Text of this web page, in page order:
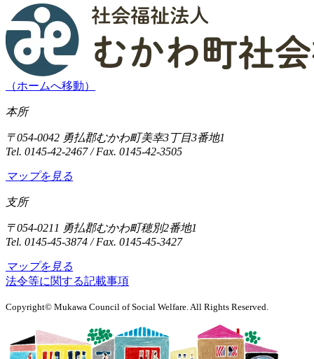
（ホームへ移動）
本所
〒054-0042 勇払郡むかわ町美幸3丁目3番地1
Tel. 0145-42-2467 / Fax. 0145-42-3505
マップを見る
支所
〒054-0211 勇払郡むかわ町穂別2番地1
Tel. 0145-45-3874 / Fax. 0145-45-3427
マップを見る
法令等に関する記載事項
Copyright© Mukawa Council of Social Welfare. All Rights Reserved.